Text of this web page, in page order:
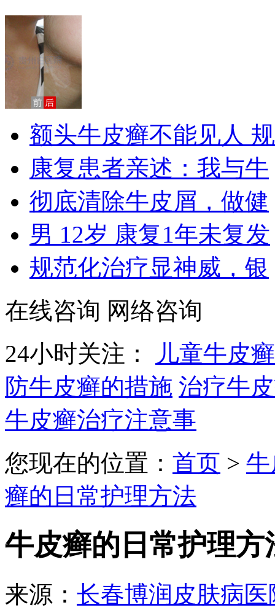
额头牛皮癣不能见人 规
康复患者亲述：我与牛
彻底清除牛皮屑，做健
男 12岁 康复1年未复发
规范化治疗显神威，银
在线咨询 网络咨询
24小时关注：
儿童牛皮
防牛皮癣的措施 治疗牛
牛皮癣治疗注意事
您现在的位置： 首页 >
癣的日常护理方法
牛皮癣的日常护理方
来源： 长春博润皮肤病医